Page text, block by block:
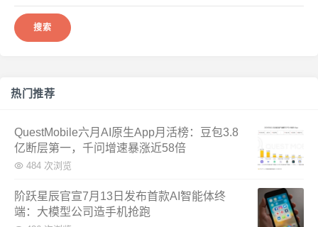
热门推荐
QuestMobile六月AI原生App月活榜：豆包3.8
亿断层第一，千问增速暴涨近58倍
484 次浏览
阶跃星辰官宣7月13日发布首款AI智能体终
端：大模型公司造手机抢跑